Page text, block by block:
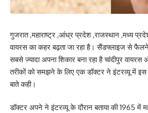
गुजरात ,महाराष्ट्र ,आंध्र प्रदेश ,राजस्थान ,मध्य
वायरस का कहर बढ़ता जा रहा है। सैंडफ्लाइज से
सबसे ज्यादा अपना शिकार बना रहा है चांदीपुर
तरीकों को समझने के लिए एक डॉक्टर ने इंटरव्यू में
बाते कही।
डॉक्टर अपने ने इंटरव्यू के दौरान बताया की 1965 में